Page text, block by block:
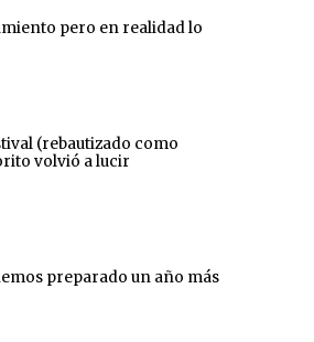
pero en realidad lo
(rebautizado como
volvió a lucir
preparado un año más